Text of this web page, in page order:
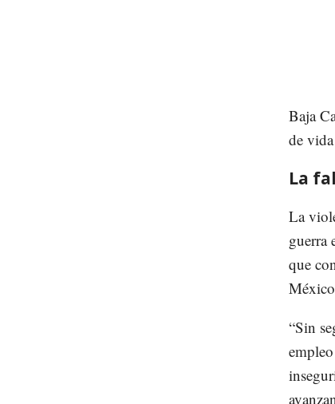
Baja
de
La
La
guerra
que
“Sin